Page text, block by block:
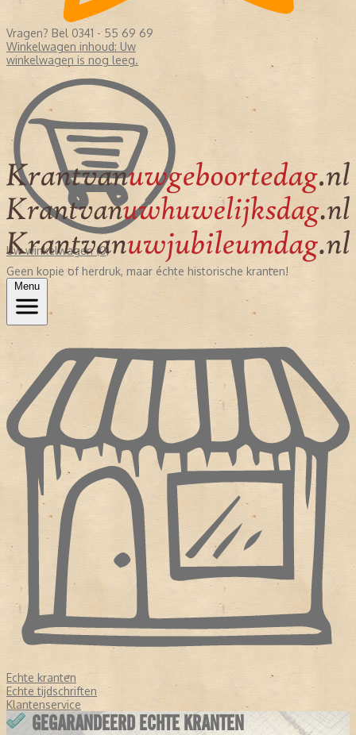
Vragen? Bel 0341 - 55 69 69
Winkelwagen inhoud: Uw
winkelwagen is nog leeg.
Uw winkelwagen (0)
Geen kopie of herdruk, maar échte historische kranten!
Menu
Echte kranten
Echte tijdschriften
Klantenservice
GEGARANDEERD ECHTE KRANTEN